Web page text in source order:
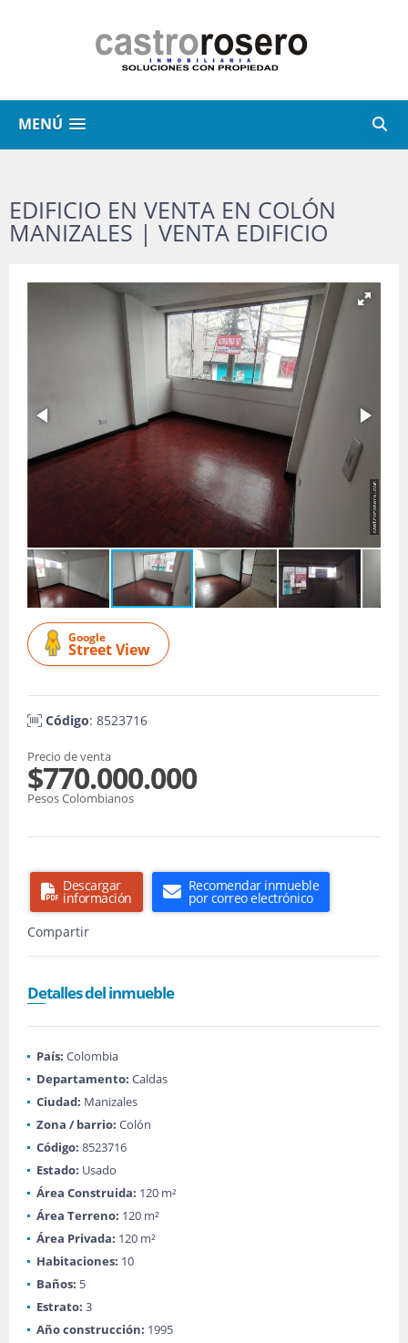
MENÚ
EDIFICIO EN VENTA EN COLÓN
MANIZALES | VENTA EDIFICIO
Google
Street View
Código: 8523716
Precio de venta
$770.000.000
Pesos Colombianos
Descargar
información
Recomendar inmueble
por correo electrónico
Compartir
Detalles del inmueble
País: Colombia
Departamento: Caldas
Ciudad: Manizales
Zona / barrio: Colón
Código: 8523716
Estado: Usado
Área Construida: 120 m²
Área Terreno: 120 m²
Área Privada: 120 m²
Habitaciones: 10
Baños: 5
Estrato: 3
Año construcción: 1995